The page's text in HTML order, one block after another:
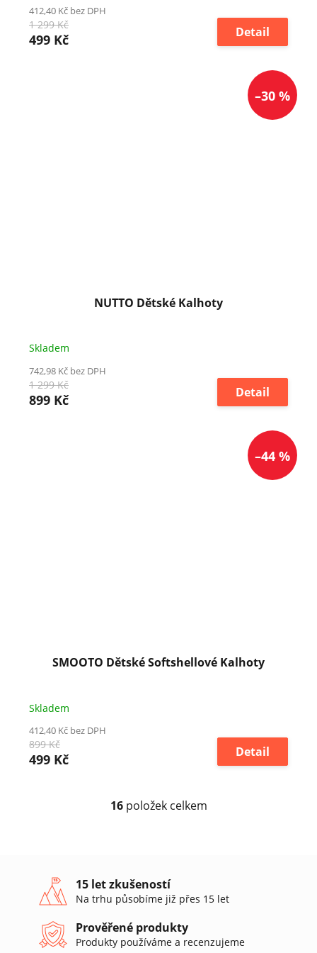
412,40 Kč bez DPH
1 299 Kč
499 Kč Detail
–30 %
NUTTO Dětské Kalhoty
Skladem
742,98 Kč bez DPH
1 299 Kč
899 Kč Detail
–44 %
SMOOTO Dětské Softshellové Kalhoty
Skladem
412,40 Kč bez DPH
899 Kč
499 Kč Detail
O
a
c
í
p
r
v
16položek celkem
15 let zkušeností
Na trhu působíme již přes 15 let
Prověřené produkty
Produkty používáme a recenzujeme